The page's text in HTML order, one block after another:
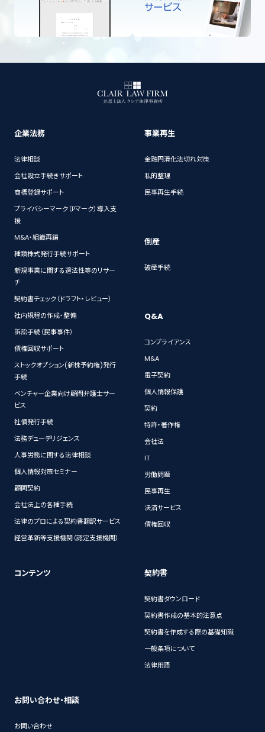
企業法務
法律相談
会社設立手続きサポート
商標登録サポート
プライバシーマーク（Pマーク）導入支
援
M&A・組織再編
種類株式発行手続サポート
新規事業に関する適法性等のリサー
チ
契約書チェック（ドラフト・レビュー）
社内規程の作成・整備
訴訟手続（民事事件）
債権回収サポート
ストックオプション(新株予約権)発行
手続
ベンチャー企業向け顧問弁護士サー
ビス
社債発行手続
法務デューデリジェンス
人事労務に関する法律相談
個人情報対策セミナー
顧問契約
会社法上の各種手続
法律のプロによる契約書翻訳サービス
経営革新等支援機関（認定支援機関）
事業再生
金融円滑化法切れ対策
私的整理
民事再生手続
倒産
破産手続
Q&A
コンプライアンス
M&A
電子契約
個人情報保護
契約
特許・著作権
会社法
IT
労働問題
民事再生
決済サービス
債権回収
コンテンツ 契約書
契約書ダウンロード
契約書作成の基本的注意点
契約書を作成する際の基礎知識
一般条項について
法律用語
お問い合わせ・相談
お問い合わせ